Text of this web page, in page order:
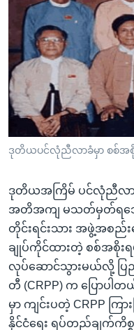
ကျော်
ကြည့်
ရန်
ပင်မ
အ
ညွန်း
စာမျက်နှာ
သို့
ကျော်
ရန်
ရှာဖွေ
ရန်
နေရာ
သို့
ကျော်
ရန်
အမေရိကန်သုံးအီဒီယံ
မကြေးမုံရဲ့ အင်္ဂလိပ်စာ
ရုပ်ရှင်ထဲက အင်္ဂလိပ်စာ
သုတပဒေသာ အင်္ဂလိပ်စာ
အပတ်စဉ်ကဏ္ဍများ
ရေဒီယို
တီဗွီ
ရေဒီယိုနှင့်ရုပ်သံ အချက်
ရေဒီယို/တီဗွီအစီအစဉ်
Learning English
ဗွီအိုအေ လူမှုကွန်ယက်များ
ဘာသာစကားများ
ဒုတိယပင်လုံညီလာခံမှာ စစ်အစိုး
ဒုတိယအကြိမ် ပင်လုံညီလာ
အတိအကျ မသတ်မှတ်ရသေ
တိုင်းရင်းသား အဖွဲ့အစ
ချုပ်ကိုင်ထားတဲ့ စစ်အစိုးရပ
လုပ်ဆောင်သွားမယ်လို့ ပ
တီ (CRPP) က ပြောပါတ
မှာ ကျင်းပတဲ့ CRPP ကြ
နိုင်ငံရေး ရပ်တည်ချက်ကိစ္